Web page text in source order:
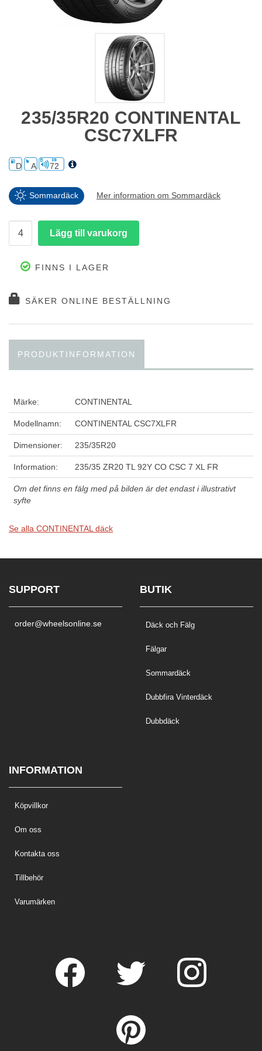
235/35R20 CONTINENTAL
CSC7XLFR
D A 72
Sommardäck Mer information om Sommardäck
FINNS I LAGER
SÄKER ONLINE BESTÄLLNING
PRODUKTINFORMATION
Märke: CONTINENTAL
Modellnamn: CONTINENTAL CSC7XLFR
Dimensioner: 235/35R20
Information: 235/35 ZR20 TL 92Y CO CSC 7 XL FR
Om det finns en fälg med på bilden är det endast i illustrativt
syfte
Se alla CONTINENTAL däck
SUPPORT
order@wheelsonline.se
BUTIK
Däck och Fälg
Fälgar
Sommardäck
Dubbfira Vinterdäck
Dubbdäck
INFORMATION
Köpvillkor
Om oss
Kontakta oss
Tillbehör
Varumärken